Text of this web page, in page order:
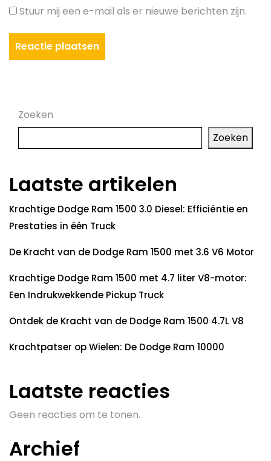
Stuur mij een e-mail als er nieuwe berichten zijn.
Zoeken
Zoeken
Laatste artikelen
Krachtige Dodge Ram 1500 3.0 Diesel: Efficiëntie en
Prestaties in één Truck
De Kracht van de Dodge Ram 1500 met 3.6 V6 Motor
Krachtige Dodge Ram 1500 met 4.7 liter V8-motor:
Een Indrukwekkende Pickup Truck
Ontdek de Kracht van de Dodge Ram 1500 4.7L V8
Krachtpatser op Wielen: De Dodge Ram 10000
Laatste reacties
Geen reacties om te tonen.
Archief